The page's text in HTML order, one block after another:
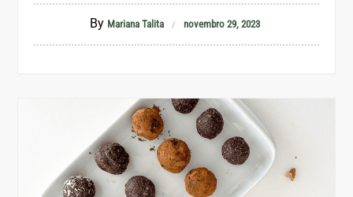
By Mariana Talita novembro 29, 2023